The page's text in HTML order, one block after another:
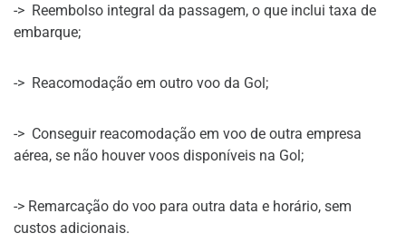
-> Reembolso integral da passagem, o que inclui taxa de
embarque;
-> Reacomodação em outro voo da Gol;
-> Conseguir reacomodação em voo de outra empresa
aérea, se não houver voos disponíveis na Gol;
-> Remarcação do voo para outra data e horário, sem
custos adicionais.